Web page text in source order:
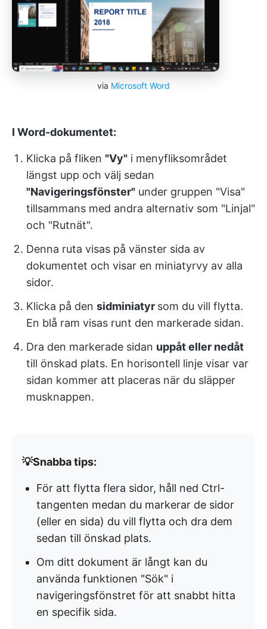
via Microsoft Word
I Word-dokumentet:
Klicka på fliken "Vy" i menyfliksområdet
längst upp och välj sedan
"Navigeringsfönster" under gruppen "Visa"
tillsammans med andra alternativ som "Linjal"
och "Rutnät".
Denna ruta visas på vänster sida av
dokumentet och visar en miniatyrvy av alla
sidor.
Klicka på den sidminiatyr som du vill flytta.
En blå ram visas runt den markerade sidan.
Dra den markerade sidan uppåt eller nedåt
till önskad plats. En horisontell linje visar var
sidan kommer att placeras när du släpper
musknappen.
💡Snabba tips:
För att flytta flera sidor, håll ned Ctrl-
tangenten medan du markerar de sidor
(eller en sida) du vill flytta och dra dem
sedan till önskad plats.
Om ditt dokument är långt kan du
använda funktionen "Sök" i
navigeringsfönstret för att snabbt hitta
en specifik sida.